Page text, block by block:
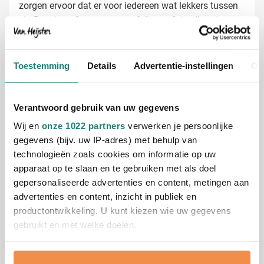
Toestemming Details Advertentie-instellingen
Verantwoord gebruik van uw gegevens
Wij en onze 1022 partners verwerken je persoonlijke
gegevens (bijv. uw IP-adres) met behulp van
technologieën zoals cookies om informatie op uw
apparaat op te slaan en te gebruiken met als doel
gepersonaliseerde advertenties en content, metingen aan
advertenties en content, inzicht in publiek en
productontwikkeling. U kunt kiezen wie uw gegevens
gebruikt en met welke doelen.
Als u het toestaat, willen we ook graag:
zorgen ervoor dat er voor iedereen wat lekkers tussen
zit. De witte of transparante folie geeft je alle ruimte
om jouw boodschap duidelijk over te brengen.
Lolly's laten bedrukken met jouw logo
jouw lolly's echte blikvangers. Kies zelf hoe je ze wilt
Met een pakkende slogan of actie
Met productinformatie voor promotiedoeleinden
Gratis digitaal voorbeeld van je bedrukte lolly
Benieuwd hoe jouw ontwerp eruitziet op onze ronde
lolly's? Vraag een gratis digitaal voorbeeld aan en
weet precies wat je kunt verwachten. Dankzij onze 45
jaar ervaring in het bedrukken van relatiegeschenken
ben je verzekerd van een kwalitatief hoogwaardig
eindresultaat. De bedrukte lolly's worden snel geleverd,
evenement. Neem contact met ons op voor een
Lees meer